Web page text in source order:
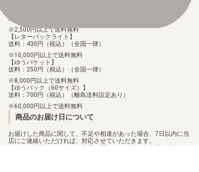
【ST-21】HERO OF HOPE
【ST-20】PROTECTOR OF LIGHT
【ST-19】童話の舞踏
【ST-18】旋風の守護者
【ST-17】アドバンスデッキ ダブルタイフーン
【ST-16】友情の鋼狼
送料：100円（税込）（全国一律）
2,500円以上で送料無料
【レターパックライト】
送料：430円（税込）（全国一律）
10,000円以上で送料無料
【ゆうパケット】
送料：250円（税込）（全国一律）
8,000円以上で送料無料
【ゆうパック（60サイズ）】
送料：700円（税込）（離島送料設定あり）
60,000円以上で送料無料
商品のお届け日について
お届けした商品に関して、不足や相違があった場合、7日以内に当
店にご連絡いただければ、対応させていただきます。
但し、個包装を行っている商品に関しましては、個包装を解いた